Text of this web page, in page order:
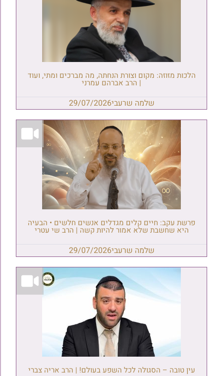
הלכות מזוזה: מקום וצורת הנחתה, מה מברכים ומתי, ועוד
| הרב אברהם עמרני
שלמה שרעבי29/07/2026
פרשת עקב: חיים קלים מגדלים אנשים חלשים • הבעיה
היא שחשבת שלא אמור להיות קשה | הרב שי עטרי
שלמה שרעבי29/07/2026
עין טובה – הסגולה לכל השפע בעולם! | הרב אריה צברי